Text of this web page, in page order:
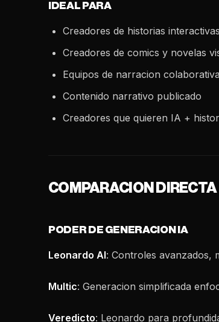
IDEAL PARA
Creadores de historias interactivas
Creadores de comics y novelas
Equipos de narracion colaborativa
Contenido narrativo publicado
Creadores que quieren IA +
COMPARACION DIRECTA
PODER DE GENERACION IA
Leonardo AI: Controles avanzados,
Multic: Generacion simplificada
Veredicto: Leonardo para